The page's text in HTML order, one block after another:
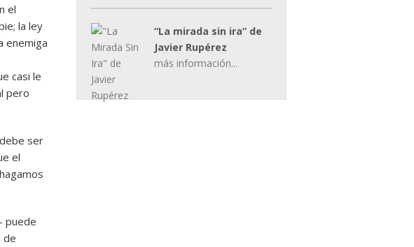
el
la ley
enemiga
casi le
pero
ser
el
puede
de
“La mirada sin ira” de
Javier Rupérez
más información...